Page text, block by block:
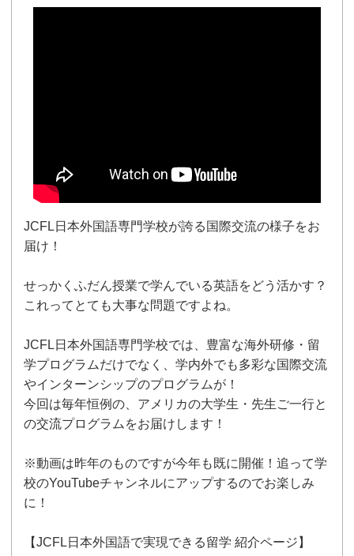
JCFL日本外国語専門学校が誇る国際交流の様子をお
届け！
せっかくふだん授業で学んでいる英語をどう活かす？
これってとても大事な問題ですよね。
JCFL日本外国語専門学校では、豊富な海外研修・留
学プログラムだけでなく、学内外でも多彩な国際交流
やインターンシップのプログラムが！
今回は毎年恒例の、アメリカの大学生・先生ご一行と
の交流プログラムをお届けします！
※動画は昨年のものですが今年も既に開催！追って学
校のYouTubeチャンネルにアップするのでお楽しみ
に！
【JCFL日本外国語で実現できる留学 紹介ページ】